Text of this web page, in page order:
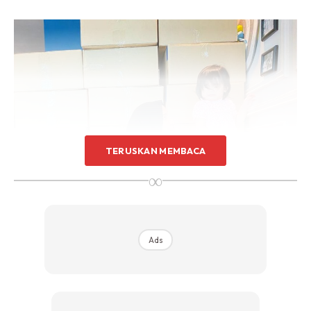
TERUSKAN MEMBACA
∞
Ads